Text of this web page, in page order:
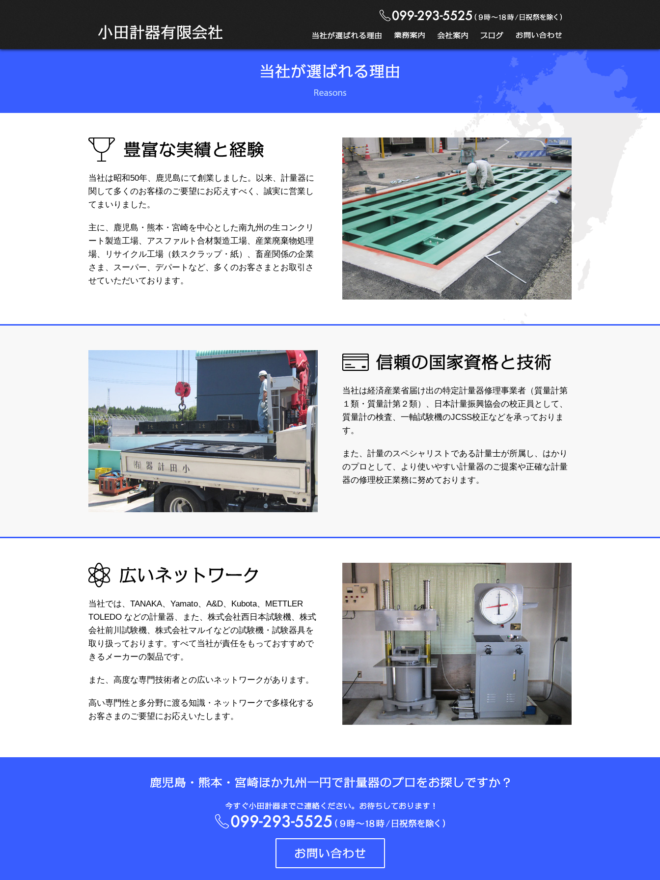
小田計器有限会社
099-293-5525 ( ９時〜１８時／日祝祭を除く )
当社が選ばれる理由 業務案内 会社案内 ブログ お問い合わせ
豊富な実績と経験
当社は昭和50年、鹿児島にて創業しました。以来、計量器に
関して多くのお客様のご要望にお応えすべく、誠実に営業し
てまいりました。
主に、鹿児島・熊本・宮崎を中心とした南九州の生コンクリ
ート製造工場、アスファルト合材製造工場、産業廃棄物処理
場、リサイクル工場（鉄スクラップ・紙）、畜産関係の企業
さま、スーパー、デパートなど、多くのお客さまとお取引さ
せていただいております。
信頼の国家資格と技術
当社は経済産業省届け出の特定計量器修理事業者（質量計第
１類・質量計第２類）、日本計量振興協会の校正員として、
質量計の検査、一軸試験機のJCSS校正などを承っておりま
す。
また、計量のスペシャリストである計量士が所属し、はかり
のプロとして、より使いやすい計量器のご提案や正確な計量
器の修理校正業務に努めております。
広いネットワーク
当社では、TANAKA、Yamato、A&D、Kubota、METTLER
TOLEDO などの計量器、また、株式会社西日本試験機、株式
会社前川試験機、株式会社マルイなどの試験機・試験器具を
取り扱っております。すべて当社が責任をもっておすすめで
きるメーカーの製品です。
また、高度な専門技術者との広いネットワークがあります。
高い専門性と多分野に渡る知識・ネットワークで多様化する
お客さまのご要望にお応えいたします。